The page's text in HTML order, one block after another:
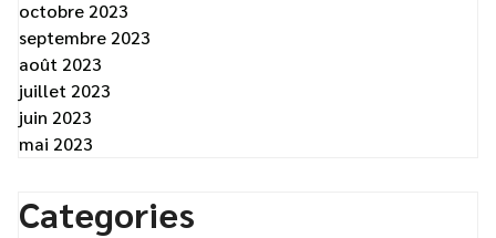
octobre 2023
septembre 2023
août 2023
juillet 2023
juin 2023
mai 2023
Categories